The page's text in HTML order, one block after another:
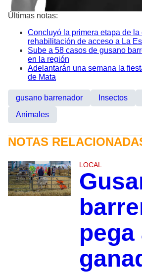
Últimas notas:
Concluyó la primera etapa de
rehabilitación de acceso a La
Sube a 58 casos de gusano
en la región
Adelantarán una semana la
de Mata
gusano barrenador Insectos
Animales
NOTAS
LOCAL
pega